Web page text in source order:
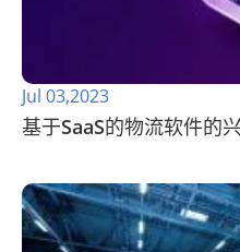
Jul 03,2023
基于SaaS的物流软件的